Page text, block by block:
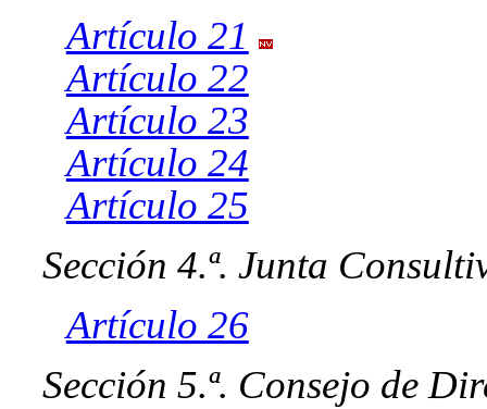
Artículo 21
Artículo 22
Artículo 23
Artículo 24
Artículo 25
Sección 4.ª. Junta
Artículo 26
Sección 5.ª. Consejo de